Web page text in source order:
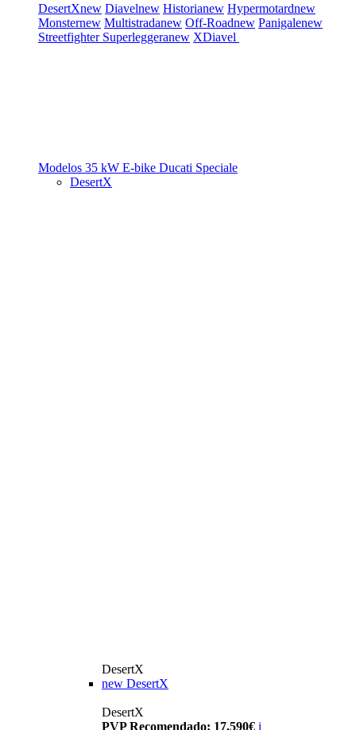
DesertXnew Diavelnew Historianew Hypermotardnew
Monsternew Multistradanew Off-Roadnew Panigalenew
Streetfighter Superleggeranew XDiavel
Modelos 35 kW E-bike Ducati Speciale
DesertX
DesertX
new DesertX
DesertX
PVP Recomendado: 17.590€ i